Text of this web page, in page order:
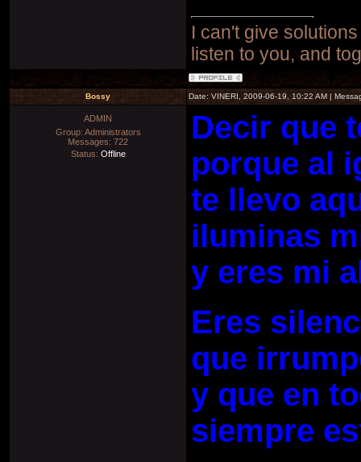
I can't give
listen to you, and
Bossy Date: VINERI, 2009-06-19, 10:22 AM |
ADMIN
Group: Administrators
Messages: 722
Status: Offline
Decir que
porque al
te llevo
iluminas
y eres mi
Eres
que
y que en
siempre